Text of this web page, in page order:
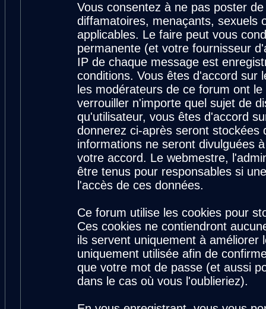
Vous consentez à ne pas poster
diffamatoires, menaçants, sexuels
applicables. Le faire peut vous
permanente (et votre fournisseur
IP de chaque message est
conditions. Vous êtes d'accord sur
les modérateurs de ce forum ont
verrouiller n'importe quel sujet de
qu'utilisateur, vous êtes d'accord
donnerez ci-après seront stockées
informations ne seront divulguées
votre accord. Le webmestre,
être tenus pour responsables si
l'accès de ces données.
Ce forum utilise les cookies pour
Ces cookies ne contiendront
ils servent uniquement à
uniquement utilisée afin de
que votre mot de passe (et aussi
dans le cas où vous l'oublieriez).